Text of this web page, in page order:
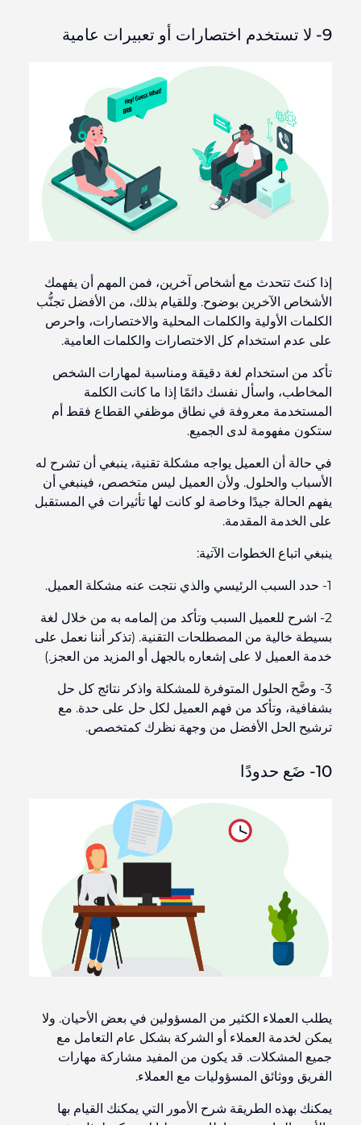
9- لا تستخدم اختصارات أو تعبيرات عامية
إذا كنتَ تتحدث مع أشخاص آخرين، فمن المهم أن يفهمك
الأشخاص الآخرين بوضوح. وللقيام بذلك، من الأفضل تجنُّب
الكلمات الأولية والكلمات المحلية والاختصارات، واحرص
على عدم استخدام كل الاختصارات والكلمات العامية.
تأكد من استخدام لغة دقيقة ومناسبة لمهارات الشخص
المخاطب، واسأل نفسك دائمًا إذا ما كانت الكلمة
المستخدمة معروفة في نطاق موظفي القطاع فقط أم
ستكون مفهومة لدى الجميع.
في حالة أن العميل يواجه مشكلة تقنية، ينبغي أن تشرح له
الأسباب والحلول. ولأن العميل ليس متخصص، فينبغي أن
يفهم الحالة جيدًا وخاصة لو كانت لها تأثيرات في المستقبل
على الخدمة المقدمة.
ينبغي اتباع الخطوات الآتية:
1- حدد السبب الرئيسي والذي نتجت عنه مشكلة العميل.
2- اشرح للعميل السبب وتأكد من إلمامه به من خلال لغة
بسيطة خالية من المصطلحات التقنية. (تذكر أننا نعمل على
خدمة العميل لا على إشعاره بالجهل أو المزيد من العجز.)
3- وضَّح الحلول المتوفرة للمشكلة واذكر نتائج كل حل
بشفافية، وتأكد من فهم العميل لكل حل على حدة. مع
ترشيح الحل الأفضل من وجهة نظرك كمتخصص.
10- ضَع حدودًا
يطلب العملاء الكثير من المسؤولين في بعض الأحيان. ولا
يمكن لخدمة العملاء أو الشركة بشكل عام التعامل مع
جميع المشكلات. قد يكون من المفيد مشاركة مهارات
الفريق ووثائق المسؤوليات مع العملاء.
يمكنك بهذه الطريقة شرح الأمور التي يمكنك القيام بها